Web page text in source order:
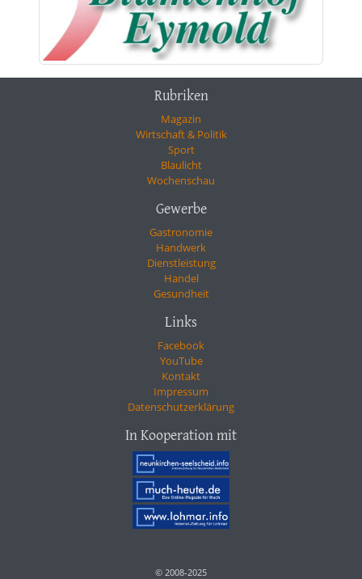
Rubriken
Magazin
Wirtschaft & Politik
Sport
Blaulicht
Wochenschau
Gewerbe
Gastronomie
Handwerk
Dienstleistung
Handel
Gesundheit
Links
Facebook
YouTube
Kontakt
Impressum
Datenschutzerklärung
In Kooperation mit
© 2008-2025